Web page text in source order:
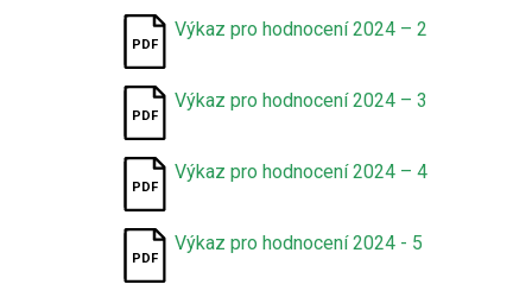
Výkaz pro hodnocení 2024 – 2
Výkaz pro hodnocení 2024 – 3
Výkaz pro hodnocení 2024 – 4
Výkaz pro hodnocení 2024 - 5